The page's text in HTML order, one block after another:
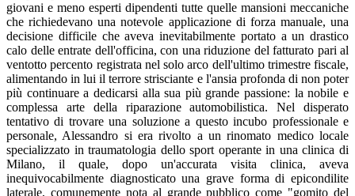
giovani e meno esperti dipendenti tutte quelle mansioni meccaniche
che richiedevano una notevole applicazione di forza manuale, una
decisione difficile che aveva inevitabilmente portato a un drastico
calo delle entrate dell'officina, con una riduzione del fatturato pari al
ventotto percento registrata nel solo arco dell'ultimo trimestre fiscale,
alimentando in lui il terrore strisciante e l'ansia profonda di non poter
più continuare a dedicarsi alla sua più grande passione: la nobile e
complessa arte della riparazione automobilistica. Nel disperato
tentativo di trovare una soluzione a questo incubo professionale e
personale, Alessandro si era rivolto a un rinomato medico locale
specializzato in traumatologia dello sport operante in una clinica di
Milano, il quale, dopo un'accurata visita clinica, aveva
inequivocabilmente diagnosticato una grave forma di epicondilite
laterale, comunemente nota al grande pubblico come "gomito del